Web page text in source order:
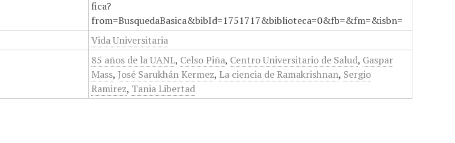
fica?
from=BusquedaBasica&bibId=1751717&biblioteca=0&fb=&fm=&isbn=
Vida Universitaria
85 años de la UANL, Celso Piña, Centro Universitario de Salud, Gaspar
Mass, José Sarukhán Kermez, La ciencia de Ramakrishnan, Sergio
Ramirez, Tania Libertad